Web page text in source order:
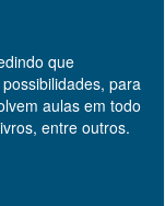
que
para
aulas em todo
entre outros.